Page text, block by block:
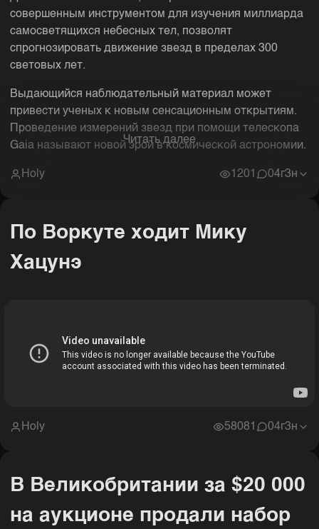
совершенным инструментом для изучения миллиарда
самосветящихся небесных тел, позволят
спрогнозировать движение звезд в пределах 300
световых лет.
Выдающийся наблюдательный материал может
привести ученых к новым сенсационным открытиям.
Проведение измерений звезд при помощи телескопа
Gaia называют новой эрой в космической астрономии.
Читать далее
Holy 1201 04г3н
По Воркуте ходит Мику
Хацунэ
Holy 58081 04г3н
В Великобритании за $20 000
на аукционе продали набор